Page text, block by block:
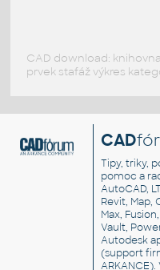
CAD download:
prvek stafáž výkres
CAD
Tipy, triky,
pomoc a
AutoCAD,
Revit, Map,
Max,
Vault,
Autodesk
(support